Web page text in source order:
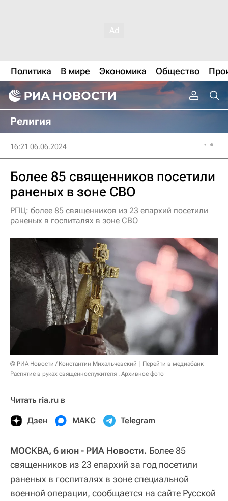
Политика В мире Экономика Общество
Религия
16:21 06.06.2024
Более 85 священников посетили
раненых в зоне СВО
РПЦ: более 85 священников из 23 епархий посетили
раненых в госпиталях в зоне СВО
© РИА Новости / Константин Михальчевский
Перейти в медиабанк
Распятие в руках священнослужителя . Архивное фото
Читать ria.ru в
Дзен МАКС Telegram
МОСКВА, 6 июн - РИА Новости. Более 85
священников из 23 епархий за год посетили
раненых в госпиталях в зоне специальной
военной операции, сообщается на сайте Русской